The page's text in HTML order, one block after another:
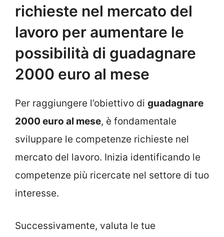
richieste nel mercato del
lavoro per aumentare le
possibilità di guadagnare
2000 euro al mese
Per raggiungere l’obiettivo di guadagnare
2000 euro al mese, è fondamentale
sviluppare le competenze richieste nel
mercato del lavoro. Inizia identificando le
competenze più ricercate nel settore di tuo
interesse.
Successivamente, valuta le tue